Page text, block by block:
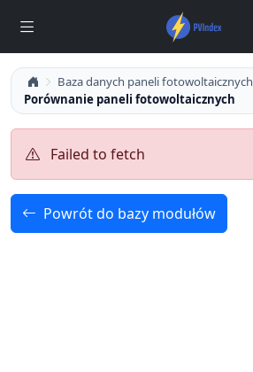
Baza danych paneli fotowoltaicznych
Porównanie paneli fotowoltaicznych
Failed to fetch
Powrót do bazy modułów